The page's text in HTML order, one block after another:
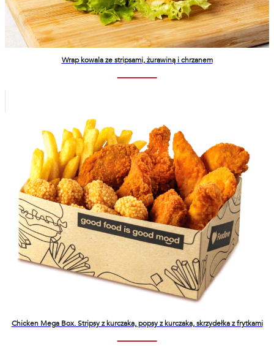
Wrap kowala ze stripsami, żurawiną i chrzanem
Chicken Mega Box. Stripsy z kurczaka, popsy z kurczaka, skrzydełka z frytkami